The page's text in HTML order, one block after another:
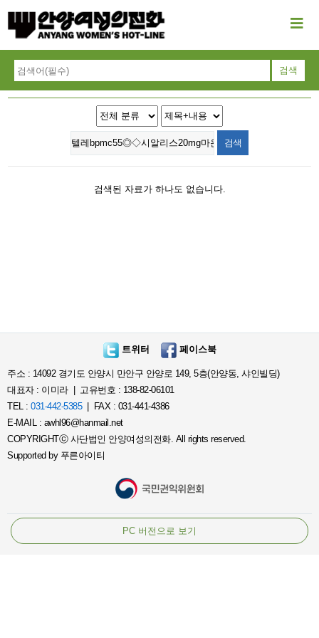
검색된 자료가 하나도 없습니다.
트위터 페이스북
주소 : 14092 경기도 안양시 만안구 안양로 149, 5층(안양동, 샤인빌딩)
대표자 : 이미라 | 고유번호 : 138-82-06101
TEL : 031-442-5385| FAX : 031-441-4386
E-MAIL : awhl96@hanmail.net
COPYRIGHTⓒ 사단법인 안양여성의전화. All rights reserved.
Supported by 푸른아이티
PC 버전으로 보기